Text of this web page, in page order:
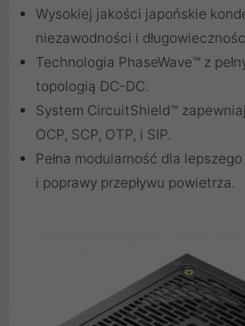
Wysokiej jakości japońskie
niezawodności i
Technologia PhaseWave™ z
topologią DC-DC.
System CircuitShield™
OCP, SCP, OTP, i SIP.
Pełna modularność dla
i poprawy przepływu powietrza.